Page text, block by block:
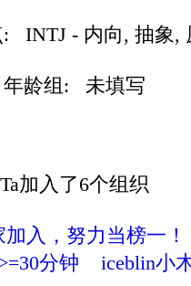
: INTJ - 内向, 抽象,
年龄组: 未填写
Ta加入了6个组织
入，努力当榜一！
分钟 iceblin小